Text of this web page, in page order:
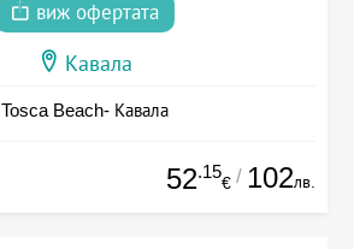
виж офертата
Кавала
Tosca Beach- Кавала
52.15
€ / 102лв.